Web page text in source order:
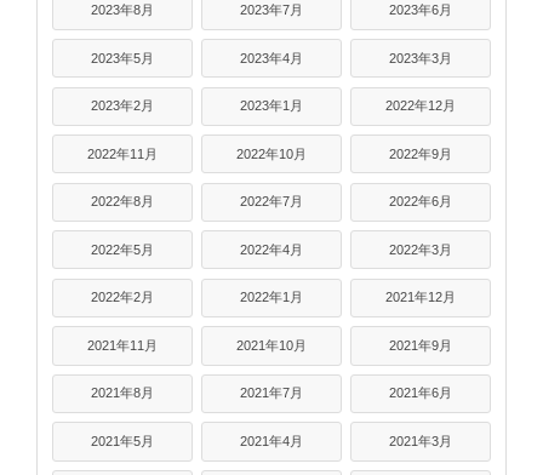
2023年8月 2023年7月 2023年6月
2023年5月 2023年4月 2023年3月
2023年2月 2023年1月 2022年12月
2022年11月 2022年10月 2022年9月
2022年8月 2022年7月 2022年6月
2022年5月 2022年4月 2022年3月
2022年2月 2022年1月 2021年12月
2021年11月 2021年10月 2021年9月
2021年8月 2021年7月 2021年6月
2021年5月 2021年4月 2021年3月